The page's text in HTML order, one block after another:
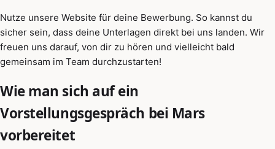
Nutze unsere Website für deine Bewerbung. So kannst du
sicher sein, dass deine Unterlagen direkt bei uns landen. Wir
freuen uns darauf, von dir zu hören und vielleicht bald
gemeinsam im Team durchzustarten!
Wie man sich auf ein
Vorstellungsgespräch bei Mars
vorbereitet